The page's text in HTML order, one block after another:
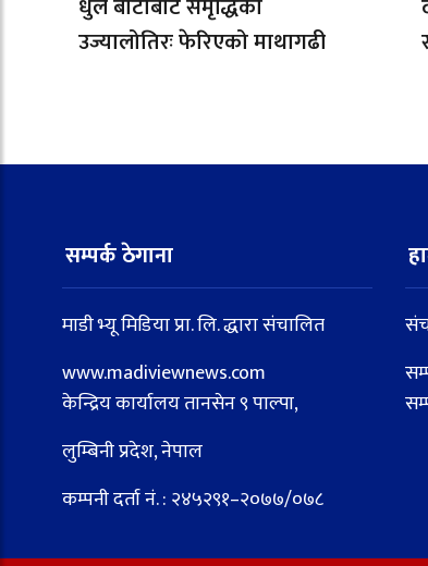
धुले बाटोबाट समृद्धिको
उज्यालोतिरः फेरिएको माथागढी
सम्पर्क ठेगाना
माडी भ्यू मिडिया प्रा. लि. द्धारा संचालित
www.madiviewnews.com
केन्द्रिय कार्यालय तानसेन ९ पाल्पा,
लुम्बिनी प्रदेश, नेपाल
कम्पनी दर्ता नं. : २४५२९१–२०७७/०७८